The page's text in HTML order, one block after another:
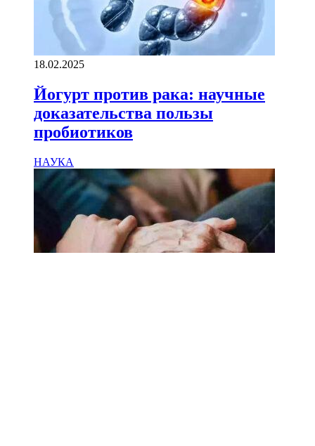
18.02.2025
Йогурт против рака: научные
доказательства пользы
пробиотиков
НАУКА